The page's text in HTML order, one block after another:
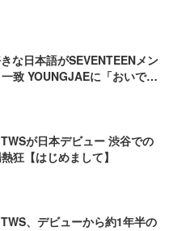
な日本語がSEVENTEENメン
致 YOUNGJAEに「おいで」
が日本デビュー 渋谷での
狂【はじめまして】
、デビューから約1年半の